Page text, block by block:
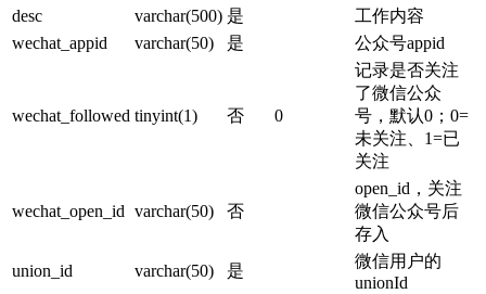
desc varchar(500) 是
工作内容
wechat_appid
varchar(50) 是 公众号appid
wechat_followed tinyint(1) 否 0
记录是否关注
了微信公众
号，默认0；0=
未关注、1=已
关注
wechat_open_id varchar(50) 否
open_id，关注
微信公众号后
存入
union_id
varchar(50) 是
微信用户的
unionId